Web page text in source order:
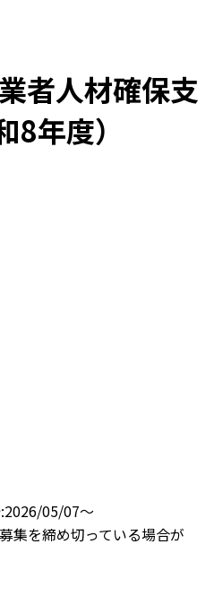
者人材確保支
年度）
05/07～
集を締め切っている場合が